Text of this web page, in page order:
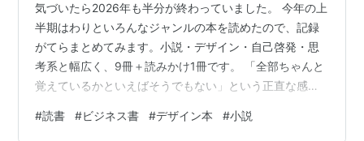
気づいたら2026年も半分が終わっていました。 今年の上
半期はわりといろんなジャンルの本を読めたので、記録
がてらまとめてみます。小説・デザイン・自己啓発・思
考系と幅広く、9冊＋読みかけ1冊です。 「全部ちゃんと
覚えているかといえばそうでもない」という正直な感想
木春央 プロジェクトヘイルメアリー（上・下）／アンデ
#読書 #ビジネス書 #デザイン本 #小説